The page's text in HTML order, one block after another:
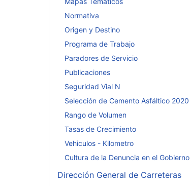
Normativa
Origen y Destino
Programa de Trabajo
Paradores de Servicio
Publicaciones
Seguridad Vial N
Selección de Cemento Asfáltico 2020
Rango de Volumen
Tasas de Crecimiento
Vehiculos - Kilometro
Cultura de la Denuncia en el
Dirección General de Carreteras